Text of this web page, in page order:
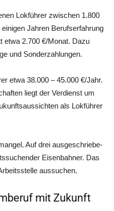
Lok­füh­rer zwi­schen 1.800
Jah­ren Berufs­er­fah­rung
etwa 2.700 €/Monat. Dazu
und Sonderzahlungen.
etwa 38.000 – 45.000 €/Jahr.
liegt der Ver­dienst um
als Lok­füh­rer
Auf drei aus­ge­schrie­be­
Eisen­bah­ner. Das
aussuchen.
mit Zukunft